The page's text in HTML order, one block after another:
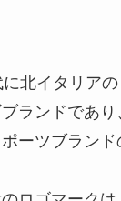
北イタリア
ランドであり
ーツブランド